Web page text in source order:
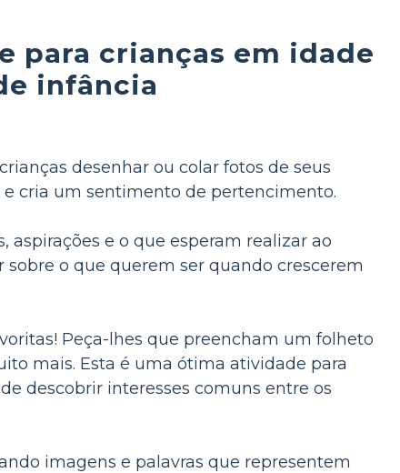
para crianças em idade
infância
desenhar ou colar fotos de seus
cria um sentimento de pertencimento.
aspirações e o que esperam realizar ao
o que querem ser quando crescerem
Peça-lhes que preencham um folheto
mais. Esta é uma ótima atividade para
descobrir interesses comuns entre os
imagens e palavras que representem